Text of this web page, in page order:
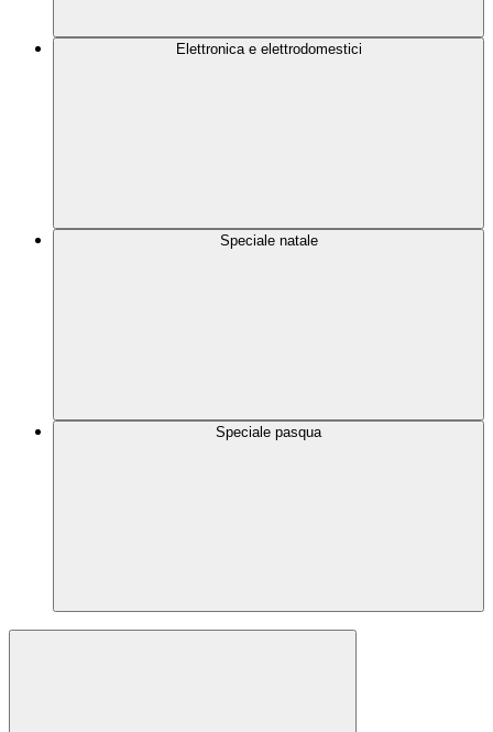
Elettronica e elettrodomestici
Speciale natale
Speciale pasqua